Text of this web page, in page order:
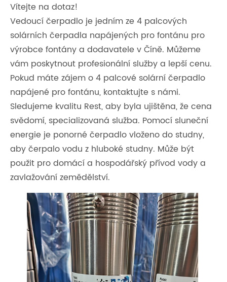
Vítejte na dotaz!
Vedoucí čerpadlo je jedním ze 4 palcových
solárních čerpadla napájených pro fontánu pro
výrobce fontány a dodavatele v Číně. Můžeme
vám poskytnout profesionální služby a lepší cenu.
Pokud máte zájem o 4 palcové solární čerpadlo
napájené pro fontánu, kontaktujte s námi.
Sledujeme kvalitu Rest, aby byla ujištěna, že cena
svědomí, specializovaná služba. Pomocí sluneční
energie je ponorné čerpadlo vloženo do studny,
aby čerpalo vodu z hluboké studny. Může být
použit pro domácí a hospodářský přívod vody a
zavlažování zemědělství.